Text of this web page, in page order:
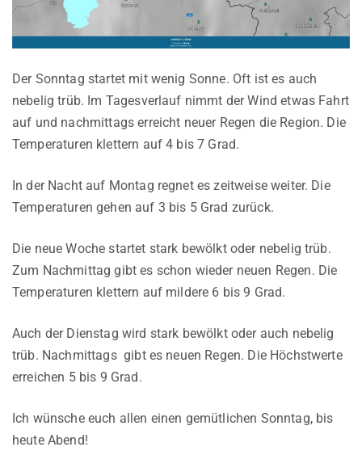
Der Sonntag startet mit wenig Sonne. Oft ist es auch
nebelig trüb. Im Tagesverlauf nimmt der Wind etwas Fahrt
auf und nachmittags erreicht neuer Regen die Region. Die
Temperaturen klettern auf 4 bis 7 Grad.
In der Nacht auf Montag regnet es zeitweise weiter. Die
Temperaturen gehen auf 3 bis 5 Grad zurück.
Die neue Woche startet stark bewölkt oder nebelig trüb.
Zum Nachmittag gibt es schon wieder neuen Regen. Die
Temperaturen klettern auf mildere 6 bis 9 Grad.
Auch der Dienstag wird stark bewölkt oder auch nebelig
trüb. Nachmittags gibt es neuen Regen. Die Höchstwerte
erreichen 5 bis 9 Grad.
Ich wünsche euch allen einen gemütlichen Sonntag, bis
heute Abend!